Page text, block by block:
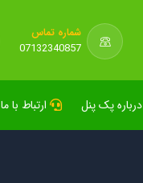
شماره تماس
07132340857
درباره پک پنل ارتباط با ما